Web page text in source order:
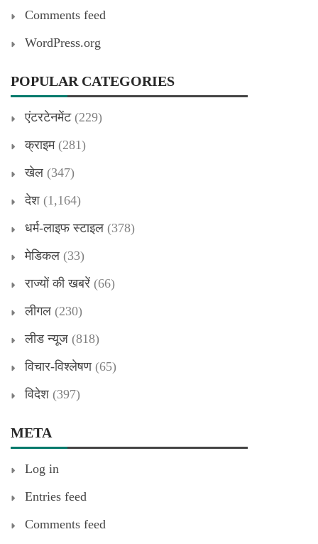
Comments feed
WordPress.org
POPULAR CATEGORIES
एंटरटेनमेंट(229)
क्राइम(281)
खेल (347)
देश (1,164)
धर्म-लाइफ स्टाइल (378)
मेडिकल (33)
राज्यों की खबरें (66)
लीगल (230)
लीड न्यूज (818)
विचार-विश्लेषण(65)
विदेश (397)
META
Log in
Entries feed
Comments feed